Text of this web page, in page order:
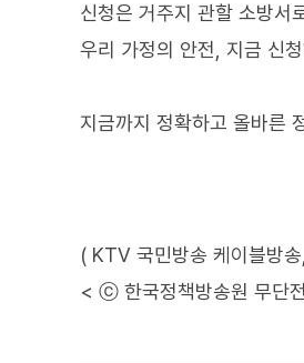
신청은 거주지 관할 소방서
우리 가정의 안전, 지금 신
지금까지 정확하고 올바른
( KTV 국민방송 케이블방
< ⓒ 한국정책방송원 무단